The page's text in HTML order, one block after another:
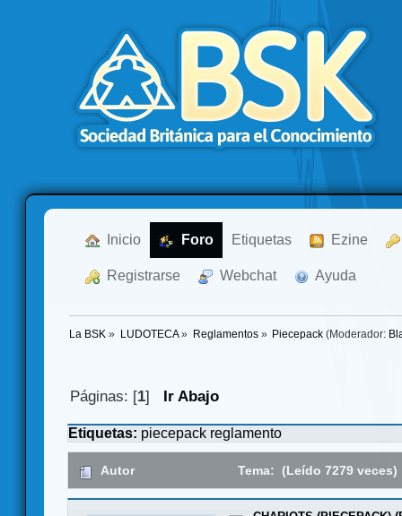
Inicio Foro Etiquetas Ezine
Registrarse Webchat Ayuda
La BSK » LUDOTECA» Reglamentos» Piecepack (Moderador:
Páginas: [1] Ir Abajo
Etiquetas: piecepack reglamento
Autor Tema: (Leído 7279 veces)